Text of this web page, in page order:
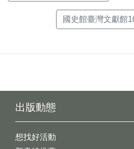
國史館臺灣文獻館
出版動態
想找好活動